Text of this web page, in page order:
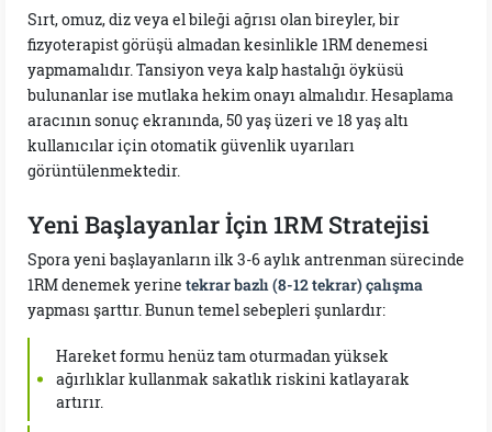
Sırt, omuz, diz veya el bileği ağrısı olan bireyler, bir
fizyoterapist görüşü almadan kesinlikle 1RM denemesi
yapmamalıdır. Tansiyon veya kalp hastalığı öyküsü
bulunanlar ise mutlaka hekim onayı almalıdır. Hesaplama
aracının sonuç ekranında, 50 yaş üzeri ve 18 yaş altı
kullanıcılar için otomatik güvenlik uyarıları
görüntülenmektedir.
Yeni Başlayanlar İçin 1RM Stratejisi
Spora yeni başlayanların ilk 3-6 aylık antrenman sürecinde
1RM denemek yerine tekrar bazlı (8-12 tekrar) çalışma
yapması şarttır. Bunun temel sebepleri şunlardır:
Hareket formu henüz tam oturmadan yüksek
ağırlıklar kullanmak sakatlık riskini katlayarak
artırır.